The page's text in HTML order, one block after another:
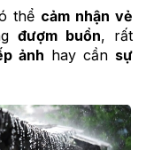
thể cảm nhận vẻ
đượm buồn, rất
ảnh hay cần sự